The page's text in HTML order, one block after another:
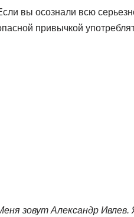
вы осознали всю
привычкой
зовут Александр